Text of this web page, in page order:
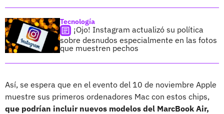
Tecnología
¡Ojo! Instagram actualizó su política
sobre desnudos especialmente en las fotos
que muestren pechos
Así, se espera que en el evento del 10 de noviembre Apple
muestre sus primeros ordenadores Mac con estos chips,
que podrían incluir nuevos modelos del MarcBook Air,